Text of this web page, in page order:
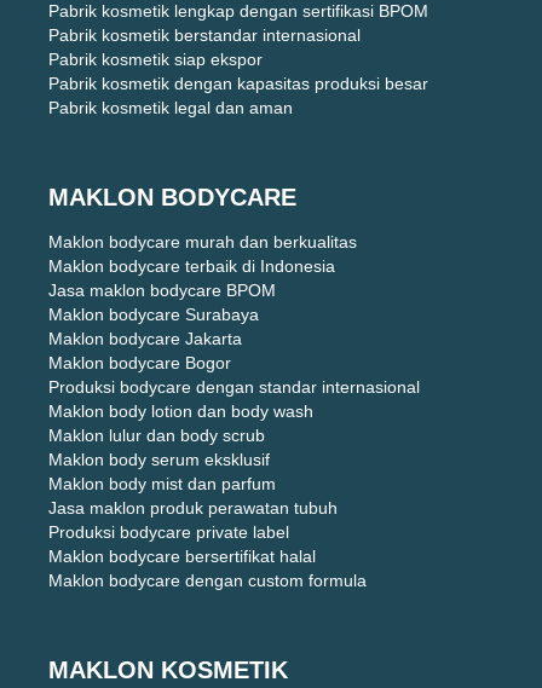
Pabrik kosmetik lengkap dengan sertifikasi BPOM
Pabrik kosmetik berstandar internasional
Pabrik kosmetik siap ekspor
Pabrik kosmetik dengan kapasitas produksi besar
Pabrik kosmetik legal dan aman
MAKLON BODYCARE
Maklon bodycare murah dan berkualitas
Maklon bodycare terbaik di Indonesia
Jasa maklon bodycare BPOM
Maklon bodycare Surabaya
Maklon bodycare Jakarta
Maklon bodycare Bogor
Produksi bodycare dengan standar internasional
Maklon body lotion dan body wash
Maklon lulur dan body scrub
Maklon body serum eksklusif
Maklon body mist dan parfum
Jasa maklon produk perawatan tubuh
Produksi bodycare private label
Maklon bodycare bersertifikat halal
Maklon bodycare dengan custom formula
MAKLON KOSMETIK